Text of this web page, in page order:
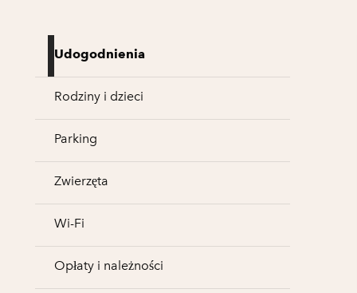
Udogodnienia
Rodziny i dzieci
Parking
Zwierzęta
Wi-Fi
Opłaty i należności